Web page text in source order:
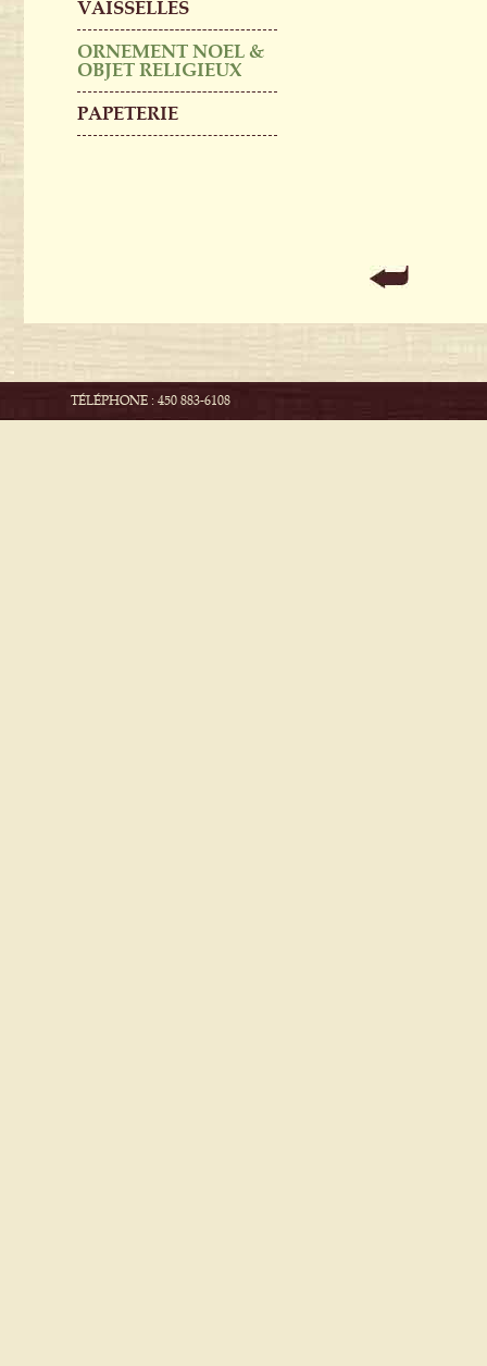
VAISSELLES
ORNEMENT NOEL &
OBJET RELIGIEUX
PAPETERIE
TÉLÉPHONE : 450 883-6108